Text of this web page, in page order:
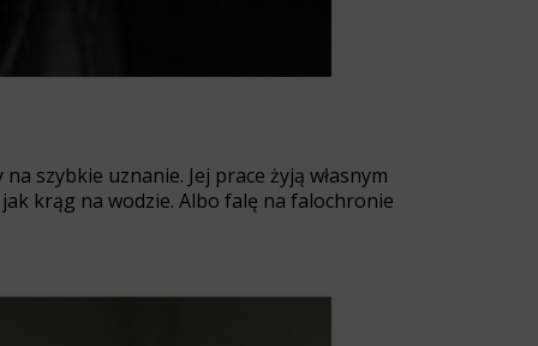
szybkie uznanie. Jej prace żyją własnym
krąg na wodzie. Albo falę na falochronie